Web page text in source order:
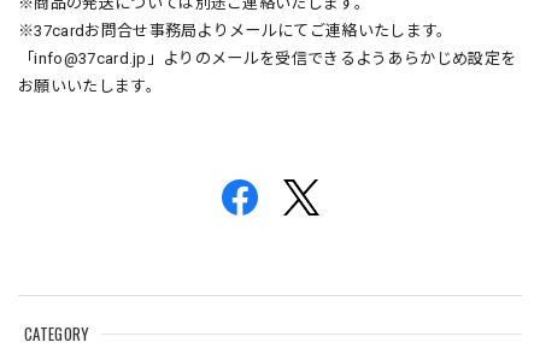
CATEGORY
※37cardお問合せ事務局よりメールにてご連絡いたします。
「info@37card.jp 」よりのメールを受信できるようあらかじめ設定を
お願いいたします。